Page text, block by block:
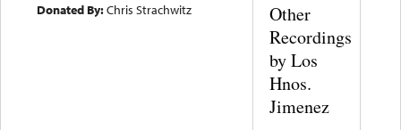
Donated By:Chris Strachwitz
Other
Recordings
by Los
Hnos.
Jimenez